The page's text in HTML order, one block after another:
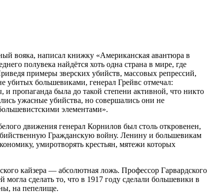
вояка, написал книжку «Американская авантюра в
полувека найдётся хоть одна страна в мире, где
примеры зверских убийств, массовых репрессий,
убитых большевиками, генерал Грейвс отмечал:
пропаганда была до такой степени активной, что никто
ужасные убийства, но совершались они не
элементами».
движения генерал Корнилов был столь откровенен,
Гражданскую войну. Ленину и большевикам
умиротворять крестьян, мятежи которых
кайзера — абсолютная ложь. Профессор Гарвардского
сделать то, что в 1917 году сделали большевики в
на пепелище.